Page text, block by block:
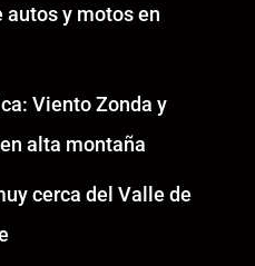
y motos en
Viento Zonda y
alta montaña
cerca del Valle de